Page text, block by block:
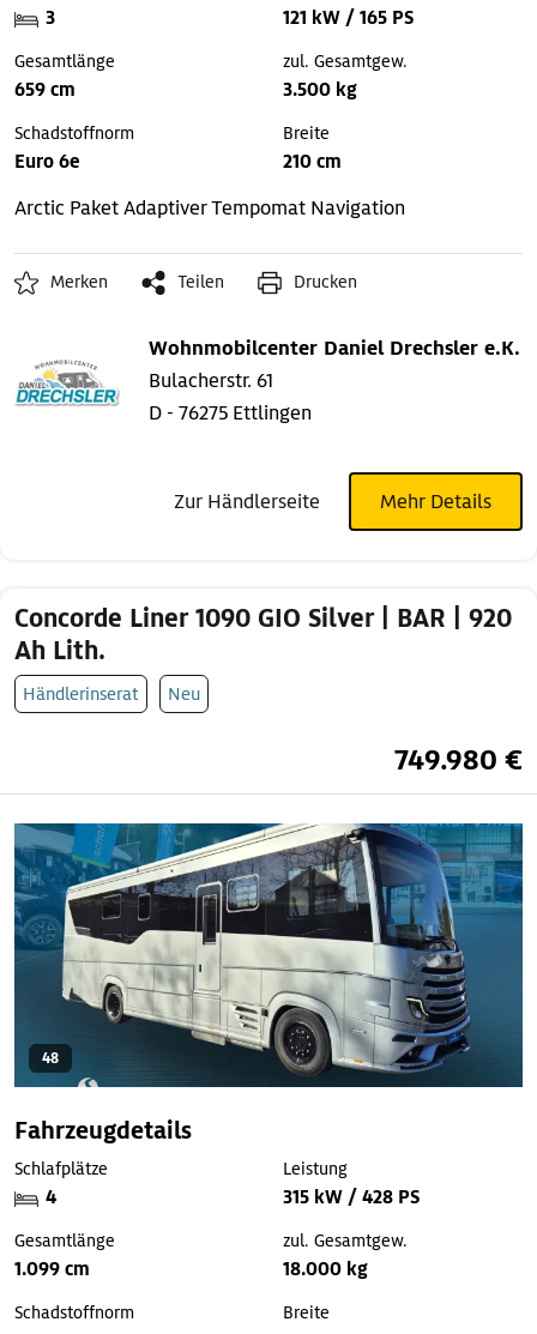
3 121 kW / 165 PS
Gesamtlänge
659 cm
zul. Gesamtgew.
3.500 kg
Schadstoffnorm
Euro 6e
Breite
210 cm
Arctic PaketAdaptiver Tempomat Navigation
Merken Teilen Drucken
Wohnmobilcenter Daniel Drechsler e.K.
Bulacherstr. 61
D - 76275 Ettlingen
Zur Händlerseite Mehr Details
Concorde Liner 1090 GIO Silver | BAR | 920
Ah Lith.
Händlerinserat Neu
749.980 €
48
Fahrzeugdetails
Schlafplätze
4
Leistung
315 kW / 428 PS
Gesamtlänge
1.099 cm
zul. Gesamtgew.
18.000 kg
Schadstoffnorm Breite